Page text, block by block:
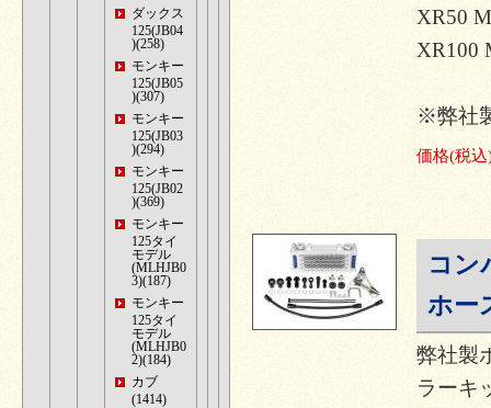
ダックス
125(JB04
)(258)
モンキー
125(JB05
)(307)
モンキー
125(JB03
)(294)
モンキー
125(JB02
)(369)
モンキー
125タイ
モデル
(MLHJB0
3)(187)
モンキー
125タイ
モデル
(MLHJB0
2)(184)
カブ
(1414)
XR50
XR100
※弊社
価格(税込
コン
ホー
弊社製
ラーキ